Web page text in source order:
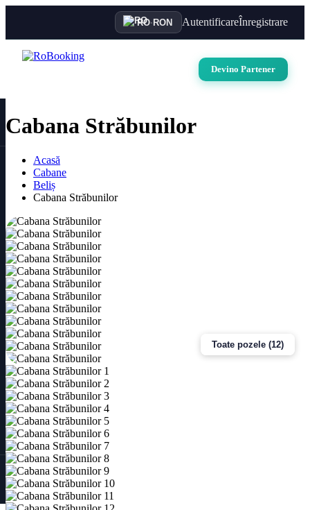
RO·RON AutentificareÎnregistrare
Devino Partener
Cabana Străbunilor
Acasă
Cabane
Beliș
Cabana Străbunilor
Toate pozele (12)